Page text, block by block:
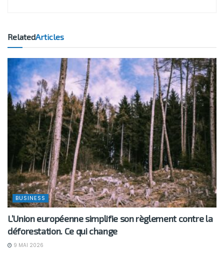
RelatedArticles
BUSINESS
L’Union européenne simplifie son règlement contre la
déforestation. Ce qui change
9 MAI 2026